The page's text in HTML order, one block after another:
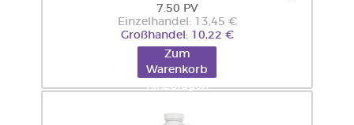
7.50 PV
Einzelhandel: 13,45 €
Großhandel: 10,22 €
Zum
Warenkorb
hinzufügen